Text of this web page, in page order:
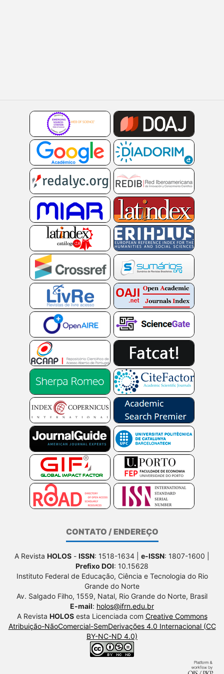
CONTATO / ENDEREÇO
A Revista HOLOS - ISSN: 1518-1634 | e-ISSN: 1807-1600 |
Prefixo DOI: 10.15628
Instituto Federal de Educação, Ciência e Tecnologia do Rio
Grande do Norte
Av. Salgado Filho, 1559, Natal, Rio Grande do Norte, Brasil
E-mail: holos@ifrn.edu.br
A Revista HOLOSesta Licenciada com Creative Commons
Atribuição-NãoComercial-SemDerivações 4.0 Internacional (CC
BY-NC-ND 4.0)